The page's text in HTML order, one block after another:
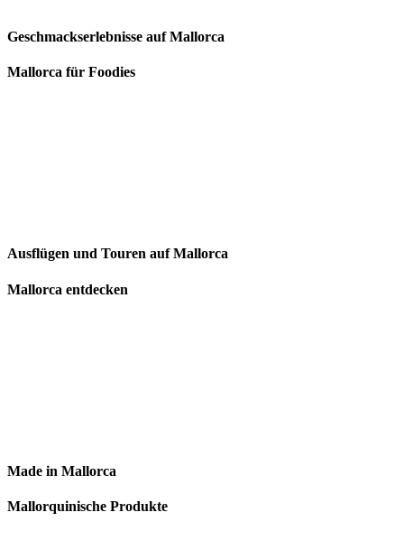
Geschmackserlebnisse auf Mallorca
Mallorca für Foodies
Ausflügen und Touren auf Mallorca
Mallorca entdecken
Made in Mallorca
Mallorquinische Produkte